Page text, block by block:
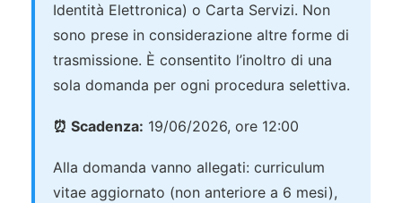
Identità Elettronica) o Carta Servizi. Non
sono prese in considerazione altre forme di
trasmissione. È consentito l’inoltro di una
sola domanda per ogni procedura selettiva.
⏰ Scadenza: 19/06/2026, ore 12:00
Alla domanda vanno allegati: curriculum
vitae aggiornato (non anteriore a 6 mesi),